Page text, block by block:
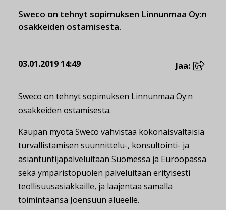
Sweco on tehnyt sopimuksen Linnunmaa Oy:n
osakkeiden ostamisesta.
03.01.2019 14:49 Jaa:
Sweco on tehnyt sopimuksen Linnunmaa Oy:n
osakkeiden ostamisesta.
Kaupan myötä Sweco vahvistaa kokonaisvaltaisia
turvallistamisen suunnittelu-, konsultointi- ja
asiantuntijapalveluitaan Suomessa ja Euroopassa
sekä ympäristöpuolen palveluitaan erityisesti
teollisuusasiakkaille, ja laajentaa samalla
toimintaansa Joensuun alueelle.